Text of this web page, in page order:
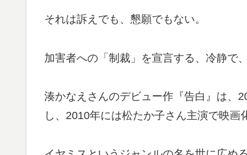
それは訴えでも、懇願でもない。
加害者への「制裁」を宣言する、冷静で
湊かなえさんのデビュー作『告白』は、
し、2010年には松たか子さん主演で映画